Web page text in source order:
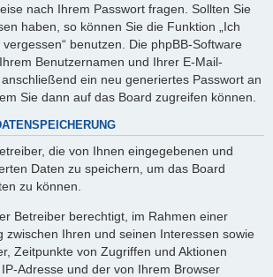
nach Ihrem Passwort fragen. Sollten Sie
haben, so können Sie die Funktion „Ich
benutzen. Die phpBB-Software
Benutzernamen und Ihrer E-Mail-
ein neu generiertes Passwort an
Sie dann auf das Board zugreifen können.
die von Ihnen eingegebenen und
Daten zu speichern, um das Board
zu können.
Betreiber berechtigt, im Rahmen einer
zwischen Ihren und seinen Interessen sowie
Zeitpunkte von Zugriffen und Aktionen
Adresse und der von Ihrem Browser